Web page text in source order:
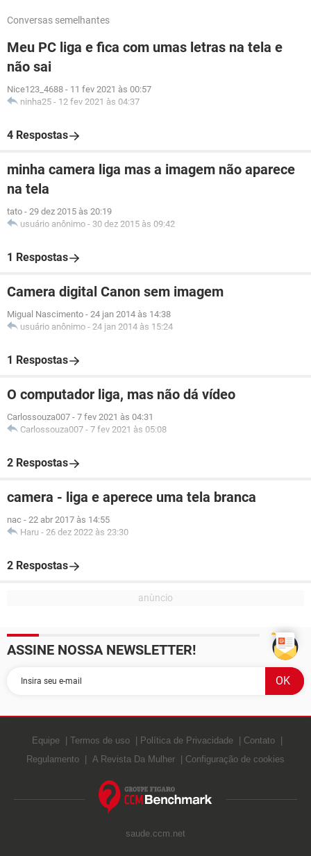
Conversas semelhantes
Meu PC liga e fica com umas letras na tela e
não sai
Nice123_4688 - 11 fev 2021 às 00:57
ninha25 - 12 fev 2021 às 04:37
4 Respostas
minha camera liga mas a imagem não aparece
na tela
tato - 29 dez 2015 às 20:19
usuário anônimo - 30 dez 2015 às 09:42
1 Respostas
Camera digital Canon sem imagem
Migual Nascimento - 24 jan 2014 às 14:38
usuário anônimo - 24 jan 2014 às 15:24
1 Respostas
O computador liga, mas não dá vídeo
Carlossouza007 - 7 fev 2021 às 04:31
Carlossouza007 - 7 fev 2021 às 05:08
2 Respostas
camera - liga e aperece uma tela branca
nac - 22 abr 2017 às 14:55
Haru - 26 dez 2022 às 23:30
2 Respostas
ASSINE NOSSA NEWSLETTER!
Equipe Termos de uso Política de Privacidade
Contato
Regulamento
A Revista Da Mulher Configuração de cookies
saude.ccm.net